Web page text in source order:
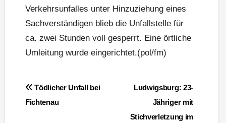
Verkehrsunfalles unter Hinzuziehung eines
Sachverständigen blieb die Unfallstelle für
ca. zwei Stunden voll gesperrt. Eine örtliche
Umleitung wurde eingerichtet.(pol/fm)
BeitragsnavigationLudwigsburg: 23-
Jähriger mit
Stichverletzung im
Tödlicher Unfall bei
Fichtenau